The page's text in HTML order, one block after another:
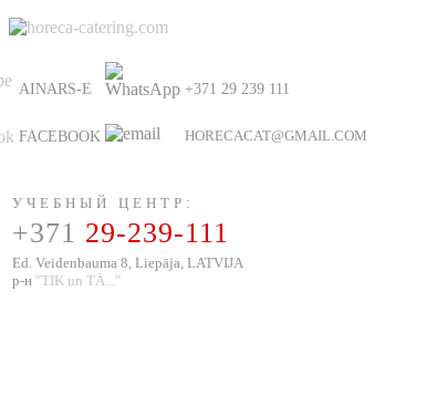
AINARS-E +371 29 239 111
FACEBOOK HORECACAT@GMAIL.COM
УЧЕБНЫЙ ЦЕНТР :
+371 29-239-111
Ed. Veidenbauma 8, Liepāja, LATVIJA
р-н "TIK un TĀ..."